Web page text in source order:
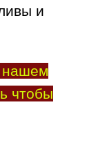
и
нашем
чтобы